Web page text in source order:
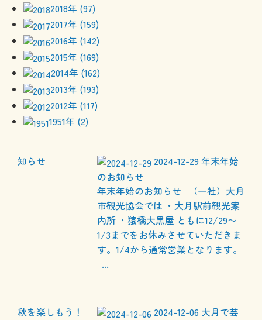
2018年 (97)
2017年 (159)
2016年 (142)
2015年 (169)
2014年 (162)
2013年 (193)
2012年 (117)
1951年 (2)
2024-12-29年末年始
のお知らせ
年末年始のお知らせ （一社）大月
市観光協会では ・大月駅前観光案
内所 ・猿橋大黒屋 ともに12/29〜
1/3までをお休みさせていただきま
す。1/4から通常営業となります。
...
2024-12-06 大月で芸